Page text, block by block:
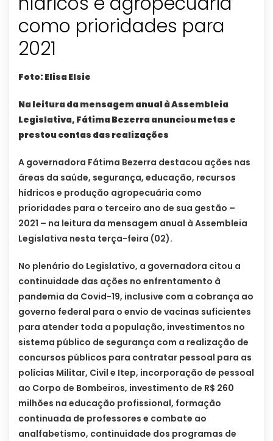
como prioridades para
2021
Foto: Elisa Elsie
Na leitura da mensagem anual à Assembleia
Legislativa, Fátima Bezerra anunciou metas e
prestou contas das realizações
A governadora Fátima Bezerra destacou ações nas
áreas da saúde, segurança, educação, recursos
hídricos e produção agropecuária como
prioridades para o terceiro ano de sua gestão –
2021 – na leitura da mensagem anual à Assembleia
Legislativa nesta terça-feira (02).
No plenário do Legislativo, a governadora citou a
continuidade das ações no enfrentamento à
pandemia da Covid-19, inclusive com a cobrança ao
governo federal para o envio de vacinas suficientes
para atender toda a população, investimentos no
sistema público de segurança com a realização de
concursos públicos para contratar pessoal para as
polícias Militar, Civil e Itep, incorporação de pessoal
ao Corpo de Bombeiros, investimento de R$ 260
milhões na educação profissional, formação
continuada de professores e combate ao
analfabetismo, continuidade dos programas de